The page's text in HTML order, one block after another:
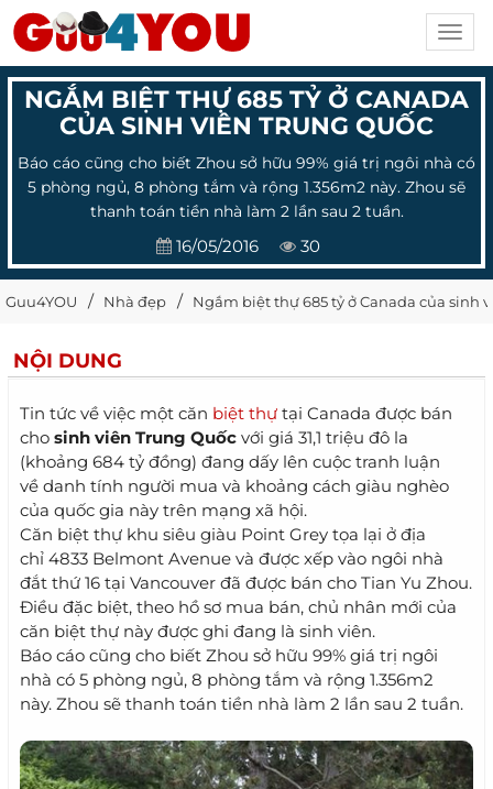
NGẮM BIỆT THỰ 685 TỶ Ở CANADA
CỦA SINH VIÊN TRUNG QUỐC
Báo cáo cũng cho biết Zhou sở hữu 99% giá trị ngôi nhà có
5 phòng ngủ, 8 phòng tắm và rộng 1.356m2 này. Zhou sẽ
thanh toán tiền nhà làm 2 lần sau 2 tuần.
16/05/2016 30
Guu4YOU Nhà đẹp Ngắm biệt thự 685 tỷ ở Canada của sinh
NỘI DUNG
Tin tức về việc một căn biệt thự tại Canada được bán
cho sinh viên Trung Quốc với giá 31,1 triệu đô la
(khoảng 684 tỷ đồng) đang dấy lên cuộc tranh luận
về danh tính người mua và khoảng cách giàu nghèo
của quốc gia này trên mạng xã hội.
Căn biệt thự khu siêu giàu Point Grey tọa lại ở địa
chỉ 4833 Belmont Avenue và được xếp vào ngôi nhà
đắt thứ 16 tại Vancouver đã được bán cho Tian Yu Zhou.
Điều đặc biệt, theo hồ sơ mua bán, chủ nhân mới của
căn biệt thự này được ghi đang là sinh viên.
Báo cáo cũng cho biết Zhou sở hữu 99% giá trị ngôi
nhà có 5 phòng ngủ, 8 phòng tắm và rộng 1.356m2
này. Zhou sẽ thanh toán tiền nhà làm 2 lần sau 2 tuần.